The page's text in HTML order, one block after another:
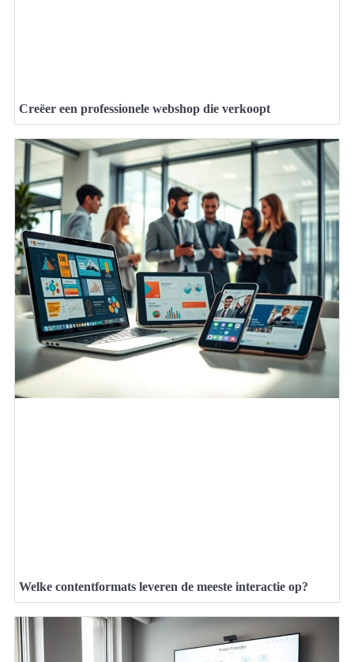
Creëer een professionele webshop die verkoopt
Welke contentformats leveren de meeste interactie op?